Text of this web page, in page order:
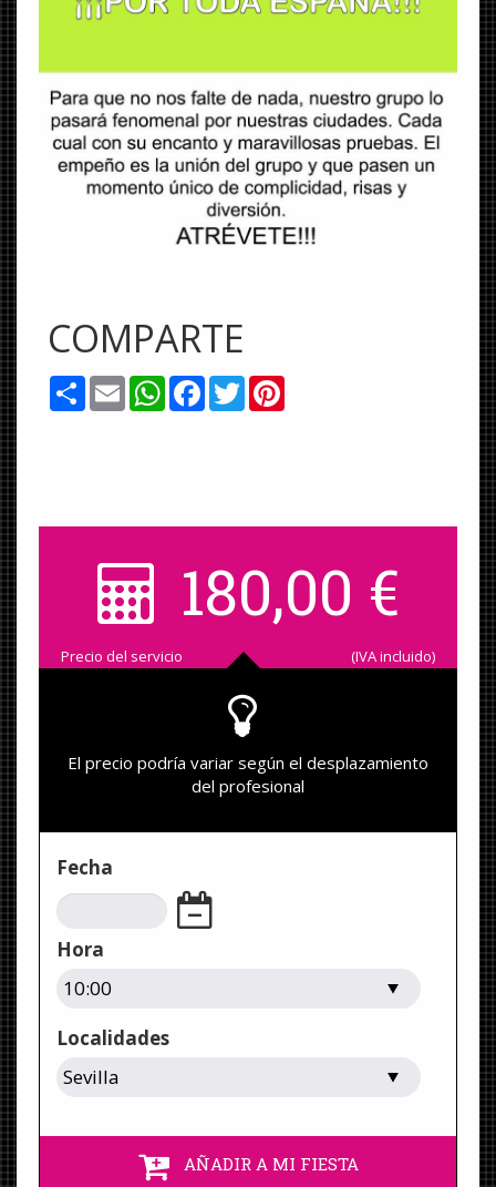
COMPARTE
ShareEmailWhatsApp
Facebook
Twitter
180,00 €
Precio del servicio (IVA incluido)
El precio podría variar según el desplazamiento
del profesional
Fecha
Hora
Localidades
AÑADIR A MI FIESTA